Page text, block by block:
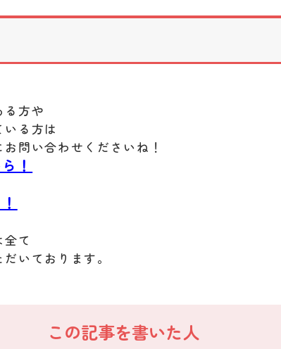
る方や
る方は
問い合わせくださいね！
！
て
いております。
この記事を書いた人